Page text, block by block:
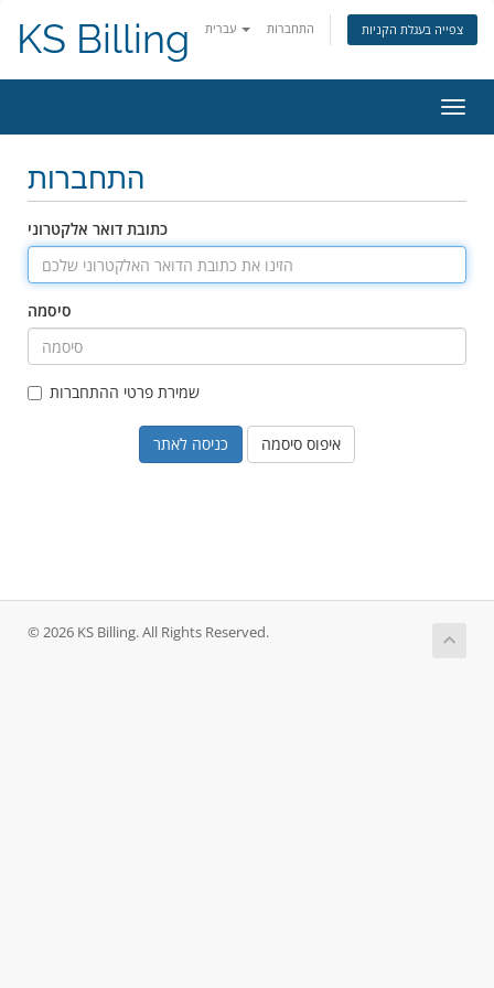
התחברות צפייה בעגלת הקניות KS Billing
ניווט
התחברות
כתובת דואר אלקטרוני
סיסמה
שמירת פרטי ההתחברות
איפוס סיסמה
© 2026 KS Billing. All Rights Reserved.